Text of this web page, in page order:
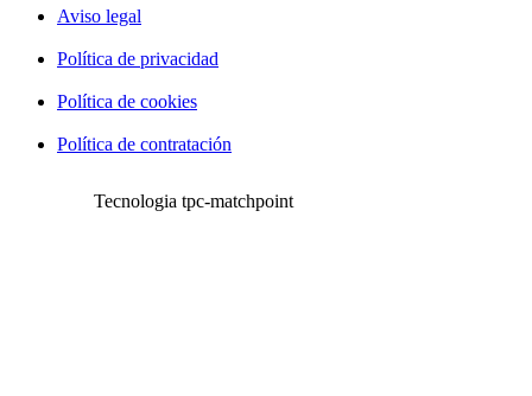
Aviso legal
Política de privacidad
Política de cookies
Política de contratación
Tecnologia tpc-matchpoint